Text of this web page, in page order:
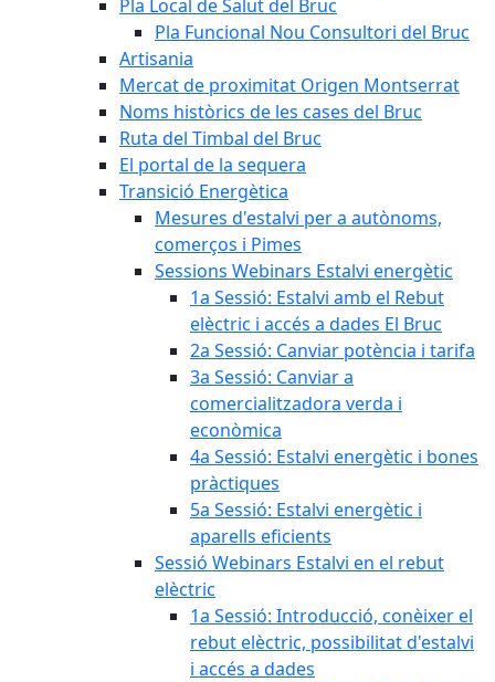
Pla Local de Salut del Bruc
Pla Funcional Nou Consultori del Bruc
Artisania
Mercat de proximitat Origen Montserrat
Noms històrics de les cases del Bruc
Ruta del Timbal del Bruc
El portal de la sequera
Transició Energètica
Mesures d'estalvi per a autònoms,
comerços i Pimes
Sessions Webinars Estalvi energètic
1a Sessió: Estalvi amb el Rebut
elèctric i accés a dades El Bruc
2a Sessió: Canviar potència i tarifa
3a Sessió: Canviar a
comercialitzadora verda i
econòmica
4a Sessió: Estalvi energètic i bones
pràctiques
5a Sessió: Estalvi energètic i
aparells eficients
Sessió Webinars Estalvi en el rebut
elèctric
1a Sessió: Introducció, conèixer el
rebut elèctric, possibilitat d'estalvi
i accés a dades